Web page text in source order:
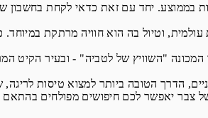
קפואה עם טמפרטורות שצונחות עמוק מתחת לאפס. האביב והסתיו קרים, והקיץ נעים להפליא עם כ-16 מעלות
וטיול בה הוא חוויה מרתקת במיוחד.
המכונה "השוויץ של לטביה" - ובעיר הקיט
הטובה ביותר למצוא טיסות לריגה,
צבר יאפשר לכם חיפושים מפולחים בהתאם